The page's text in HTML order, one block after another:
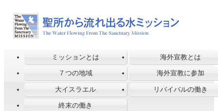
ミッションとは 海外宣教とは
７つの地域 海外宣教に参加
大イスラエル リバイバルの働き
終末の働き